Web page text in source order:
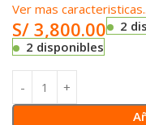
Ver mas
S/ 3,800.00
2
2 disponibles